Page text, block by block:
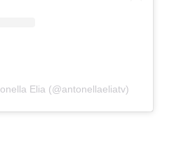
Elia (@antonellaeliatv)